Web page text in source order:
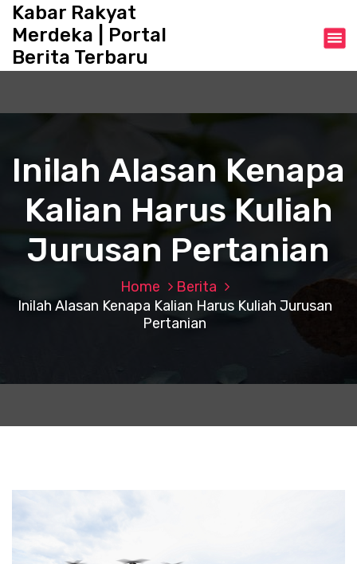
c
Kabar Rakyat
Merdeka | Portal
Berita Terbaru
Inilah Alasan Kenapa
Kalian Harus Kuliah
Jurusan Pertanian
Home
Berita
Inilah Alasan Kenapa Kalian Harus Kuliah Jurusan
Pertanian